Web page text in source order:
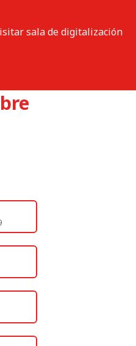
sala de digitalización